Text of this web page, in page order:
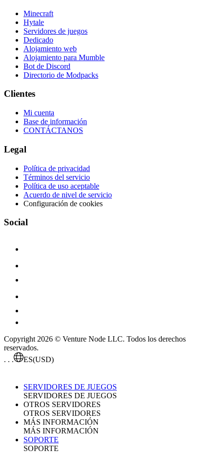
Minecraft
Hytale
Servidores de juegos
Dedicado
Alojamiento web
Alojamiento para Mumble
Bot de Discord
Directorio de Modpacks
Clientes
Mi cuenta
Base de información
CONTÁCTANOS
Legal
Política de privacidad
Términos del servicio
Política de uso aceptable
Acuerdo de nivel de servicio
Configuración de cookies
Social
Copyright 2026 © Venture Node LLC. Todos los derechos
reservados.
. . .
ES(USD)
SERVIDORES DE JUEGOS
SERVIDORES DE JUEGOS
OTROS SERVIDORES
OTROS SERVIDORES
MÁS INFORMACIÓN
MÁS INFORMACIÓN
SOPORTE
SOPORTE